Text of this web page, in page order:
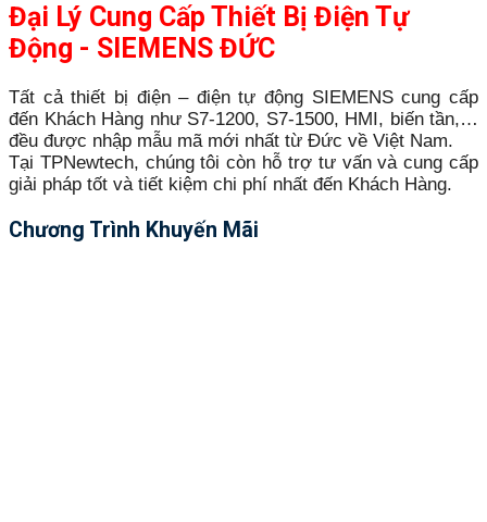
Đại Lý Cung Cấp Thiết Bị Điện Tự
Động - SIEMENS ĐỨC
Tất cả thiết bị điện – điện tự động SIEMENS cung cấp
đến Khách Hàng như S7-1200, S7-1500, HMI, biến tần,…
đều được nhập mẫu mã mới nhất từ Đức về Việt Nam.
Tại TPNewtech, chúng tôi còn hỗ trợ tư vấn và cung cấp
giải pháp tốt và tiết kiệm chi phí nhất đến Khách Hàng.
Chương Trình Khuyến Mãi